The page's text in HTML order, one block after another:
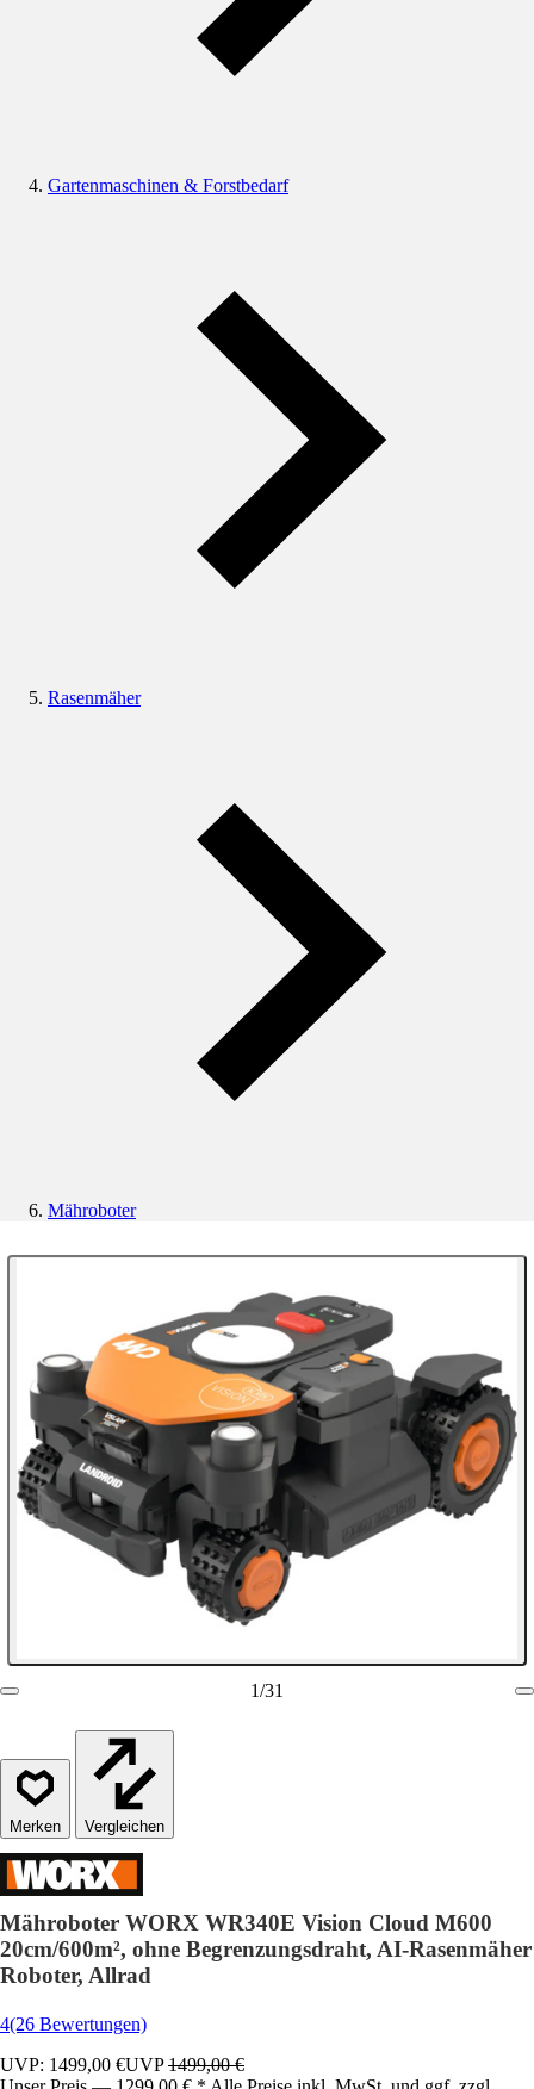
Gartenmaschinen & Forstbedarf
Rasenmäher
Mähroboter
1/31
Vergleichen
Mähroboter WORX WR340E Vision Cloud M600
20cm/600m², ohne Begrenzungsdraht, AI-Rasenmäher
Roboter, Allrad
4(26 Bewertungen)
UVP: 1499,00 €UVP1499,00 €